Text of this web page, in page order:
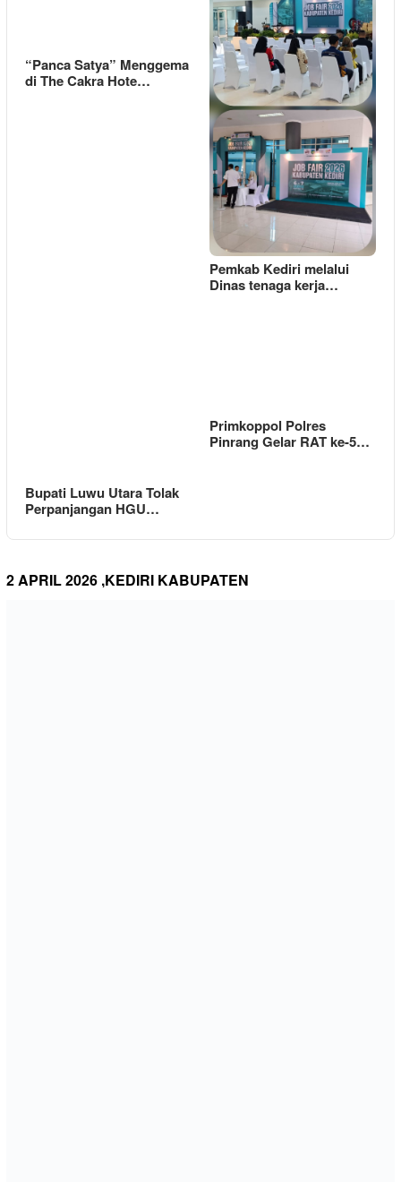
“Panca Satya” Menggema
di The Cakra Hote…
Pemkab Kediri melalui
Dinas tenaga kerja…
Bupati Luwu Utara Tolak
Perpanjangan HGU…
Primkoppol Polres
Pinrang Gelar RAT ke-5…
2 APRIL 2026 ,KEDIRI KABUPATEN